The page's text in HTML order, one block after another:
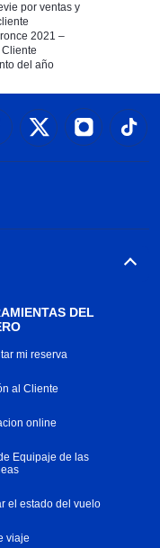
por ventas y
2021 –
del año
DEL
mi reserva
al Cliente
online
Equipaje de las
el estado del vuelo
viaje